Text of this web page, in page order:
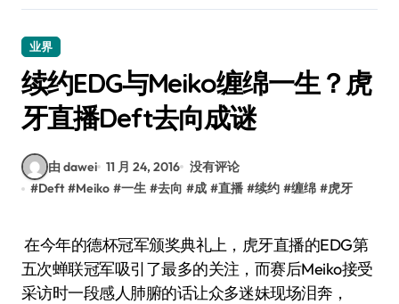
业界
续约EDG与Meiko缠绵一生？虎
牙直播Deft去向成谜
由 dawei 11 月 24, 2016 没有评论
#Deft #Meiko #一生 #去向 #成 #直播 #续约 #缠绵 #虎牙
在今年的德杯冠军颁奖典礼上，虎牙直播的EDG第
五次蝉联冠军吸引了最多的关注，而赛后Meiko接受
采访时一段感人肺腑的话让众多迷妹现场泪奔，